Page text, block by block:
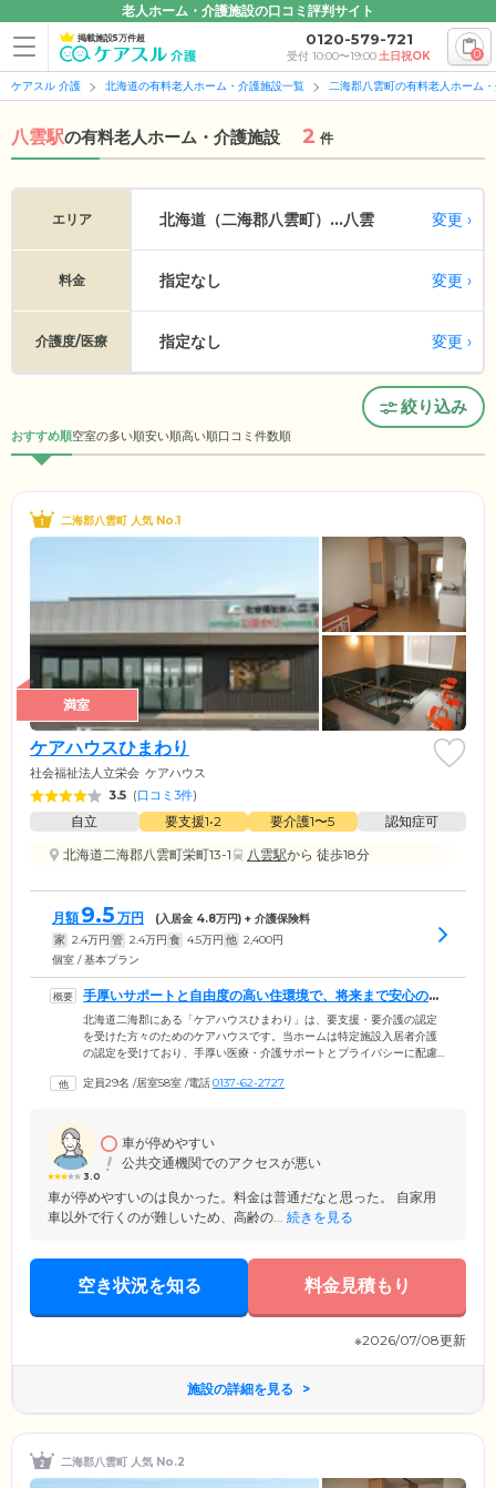
老人ホーム・介護施設の口コミ評判サイト
掲載施設5万件超 0120-579-721
受付 10:00〜19:00土日祝OK 0
ケアスル 介護 北海道の有料老人ホーム・介護施設一覧 二海郡八雲町の有料老人ホーム
八雲駅の有料老人ホーム・介護施設 2 件
エリア 北海道（二海郡八雲町）...八雲 変更
料金 指定なし 変更
介護度/医療 指定なし 変更
絞り込み
おすすめ順空室の多い順安い順高い順口コミ件数順
二海郡八雲町 人気 No.1
満室
ケアハウスひまわり
社会福祉法人立栄会 ケアハウス
3.5 (口コミ3件)
自立 要支援1•2 要介護1〜5
認知症可
北海道二海郡八雲町栄町13-1
八雲駅から 徒歩18分
月額 9.5 万円 (入居金 4.8万円) + 介護保険料
家 2.4万円 管 2.4万円 食 4.5万円 他 2,400円
個室 / 基本プラン
手厚いサポートと自由度の高い住環境で、将来まで安心の毎
日をお届けします
北海道二海郡にある「ケアハウスひまわり」は、要支援・要介護の認定
を受けた方々のためのケアハウスです。当ホームは特定施設入居者介護
の認定を受けており、手厚い医療・介護サポートとプライバシーに配慮
合も、住み慣れたホームで暮らし続けていただけますので、どうぞご安
ました。そのほか趣味の活動を楽しめる娯楽室や、たくさんの人とふれ
合える地域交流スペースなどを設置。多様なライフスタイルに合わせた
設備が充実しています。
定員29名 /居室58室 /電話0137-62-2727
3.0
車が停めやすい
公共交通機関でのアクセスが悪い
車が停めやすいのは良かった。料金は普通だなと思った。 自家用
車以外で行くのが難しいため、高齢の... 続きを見る
空き状況を知る 料金見積もり
※2026/07/08更新
施設の詳細を見る
二海郡八雲町 人気 No.2